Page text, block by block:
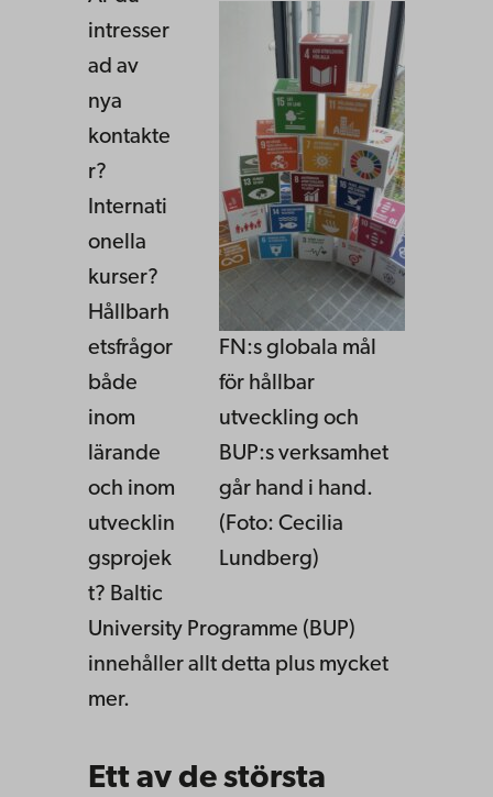
FN:s globala mål
för hållbar
utveckling och
BUP:s verksamhet
går hand i hand.
(Foto: Cecilia
Lundberg)
intresser
ad av
nya
kontakte
r?
Internati
onella
kurser?
Hållbarh
etsfrågor
både
inom
lärande
och inom
utvecklin
gsprojek
t? Baltic
University Programme (BUP)
innehåller allt detta plus mycket
mer.
Ett av de största